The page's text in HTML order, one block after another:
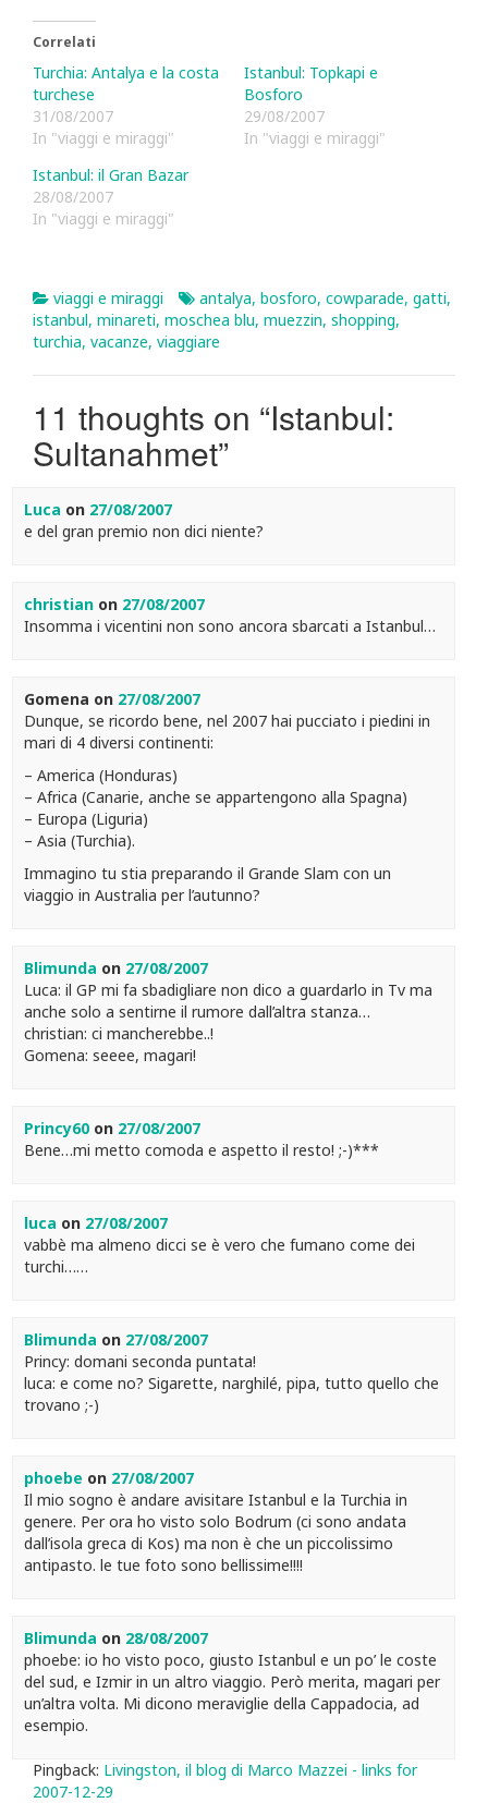
Correlati
Turchia: Antalya e la costa
turchese
31/08/2007
In "viaggi e miraggi"
Istanbul: Topkapi e
Bosforo
29/08/2007
In "viaggi e miraggi"
Istanbul: il Gran Bazar
28/08/2007
In "viaggi e miraggi"
viaggi e miraggi antalya, bosforo, cowparade, gatti,
istanbul, minareti, moschea blu, muezzin, shopping,
turchia, vacanze, viaggiare
11 thoughts on “Istanbul:
Sultanahmet”
Luca on 27/08/2007
e del gran premio non dici niente?
christianon 27/08/2007
Insomma i vicentini non sono ancora sbarcati a Istanbul…
Gomena on 27/08/2007
Dunque, se ricordo bene, nel 2007 hai pucciato i piedini in
mari di 4 diversi continenti:
– America (Honduras)
– Africa (Canarie, anche se appartengono alla Spagna)
– Europa (Liguria)
– Asia (Turchia).
Immagino tu stia preparando il Grande Slam con un
viaggio in Australia per l’autunno?
Blimunda on 27/08/2007
Luca: il GP mi fa sbadigliare non dico a guardarlo in Tv ma
anche solo a sentirne il rumore dall’altra stanza…
christian: ci mancherebbe..!
Gomena: seeee, magari!
Princy60on 27/08/2007
Bene…mi metto comoda e aspetto il resto! ;-)***
luca on 27/08/2007
vabbè ma almeno dicci se è vero che fumano come dei
turchi……
Blimunda on 27/08/2007
Princy: domani seconda puntata!
luca: e come no? Sigarette, narghilé, pipa, tutto quello che
trovano ;-)
phoebe on 27/08/2007
Il mio sogno è andare avisitare Istanbul e la Turchia in
genere. Per ora ho visto solo Bodrum (ci sono andata
dall’isola greca di Kos) ma non è che un piccolissimo
antipasto. le tue foto sono bellissime!!!!
Blimunda on 28/08/2007
phoebe: io ho visto poco, giusto Istanbul e un po’ le coste
del sud, e Izmir in un altro viaggio. Però merita, magari per
un’altra volta. Mi dicono meraviglie della Cappadocia, ad
esempio.
Pingback: Livingston, il blog di Marco Mazzei - links for
2007-12-29